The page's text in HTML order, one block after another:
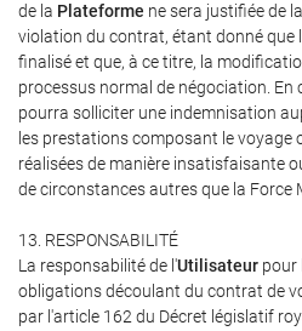
de la Plateforme ne sera justifiée de
violation du contrat, étant donné que
finalisé et que, à ce titre, la
processus normal de négociation. En
pourra solliciter une indemnisation
les prestations composant le
réalisées de manière insatisfaisante
de circonstances autres que la Force
13. RESPONSABILITÉ
La responsabilité de l'Utilisateur pour
obligations découlant du contrat de
par l'article 162 du Décret législatif